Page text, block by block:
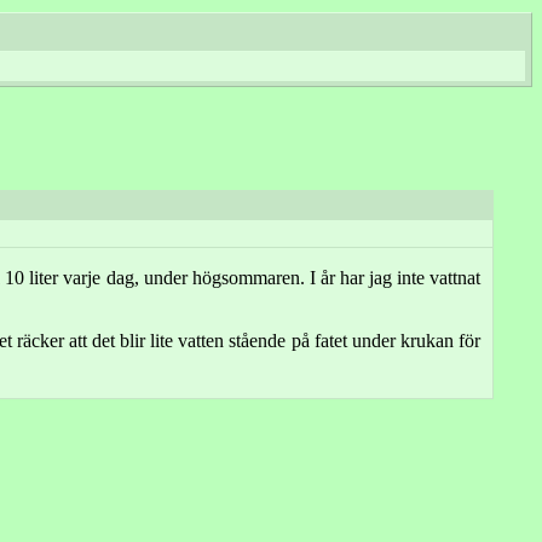
liter varje dag, under högsommaren. I år har jag inte vattnat
att det blir lite vatten stående på fatet under krukan för